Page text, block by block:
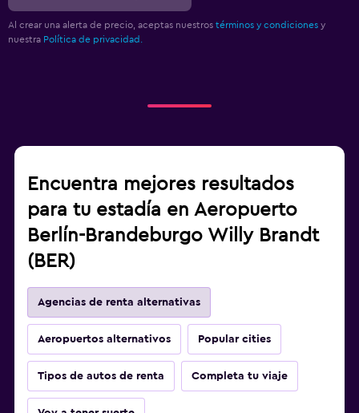
Al crear una alerta de precio, aceptas nuestros términos y condiciones y
nuestra Política de privacidad.
Encuentra mejores resultados
para tu estadía en Aeropuerto
Berlín-Brandeburgo Willy Brandt
(BER)
Agencias de renta alternativas
Aeropuertos alternativos Popular cities
Tipos de autos de renta Completa tu viaje